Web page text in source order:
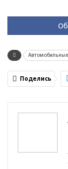
Поделись